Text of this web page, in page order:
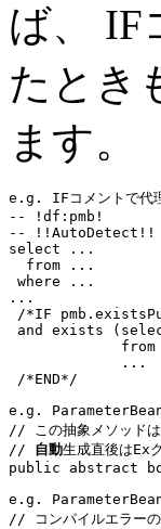
ば、 IF
たとき
ます。
e.g. IFコメントで代
-- !df:pmb!
-- !! AutoDetect !!
select
...
from
...
where
...
...
/*IF pmb.
and exists (
from
...
/*END*/
e.g. ParameterBean
// この抽象メソッドは
// 自動生成直後はEx
public abstract
e.g. ParameterBean
// コンパイルエラーの